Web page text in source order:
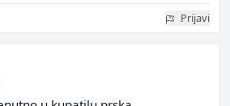
Prijavi